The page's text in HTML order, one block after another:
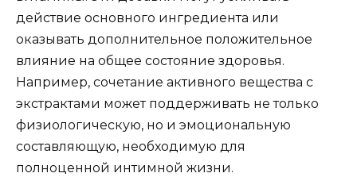
действие основного ингредиента или
оказывать дополнительное положительное
влияние на общее состояние здоровья.
Например, сочетание активного вещества с
экстрактами может поддерживать не только
физиологическую, но и эмоциональную
составляющую, необходимую для
полноценной интимной жизни.